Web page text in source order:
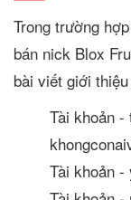
Trong trường
bán nick Blox
bài viết giới
Tài khoản -
Tài khoản -